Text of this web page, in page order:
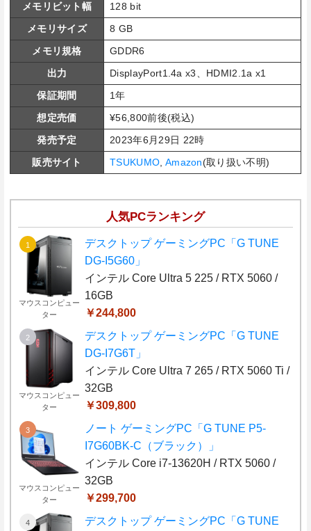
メモリビット幅
128 bit
メモリサイズ
8 GB
メモリ規格
GDDR6
出力
DisplayPort1.4a x3、HDMI2.1a x1
保証期間
1年
想定売価
¥56,800前後(税込)
発売予定
2023年6月29日 22時
販売サイト
TSUKUMO Amazon(取り扱い不明)
人気PCランキング
マウスコンピュー
ター
デスクトップ ゲーミングPC「G TUNE
DG-I5G60」
インテル Core Ultra 5 225 / RTX 5060 /
16GB
￥244,800
マウスコンピュー
ター
デスクトップ ゲーミングPC「G TUNE
DG-I7G6T」
インテル Core Ultra 7 265 / RTX 5060 Ti /
32GB
￥309,800
マウスコンピュー
ター
ノート ゲーミングPC「G TUNE P5-
I7G60BK-C（ブラック）」
インテル Core i7-13620H / RTX 5060 /
32GB
￥299,700
デスクトップ ゲーミングPC「G TUNE